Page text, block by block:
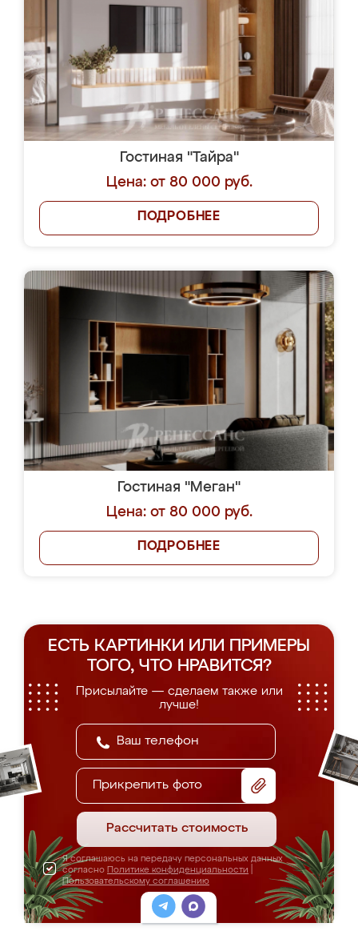
Гостиная "Тайра"
Цена: от 80 000 руб.
ПОДРОБНЕЕ
Гостиная "Меган"
Цена: от 80 000 руб.
ПОДРОБНЕЕ
ЕСТЬ КАРТИНКИ ИЛИ ПРИМЕРЫ
ТОГО, ЧТО НРАВИТСЯ?
Присылайте — сделаем также или
лучше!
Прикрепить фото
Рассчитать стоимость
Я соглашаюсь на передачу персональных данных
согласно Политике конфиденциальности
Пользовательскому соглашению